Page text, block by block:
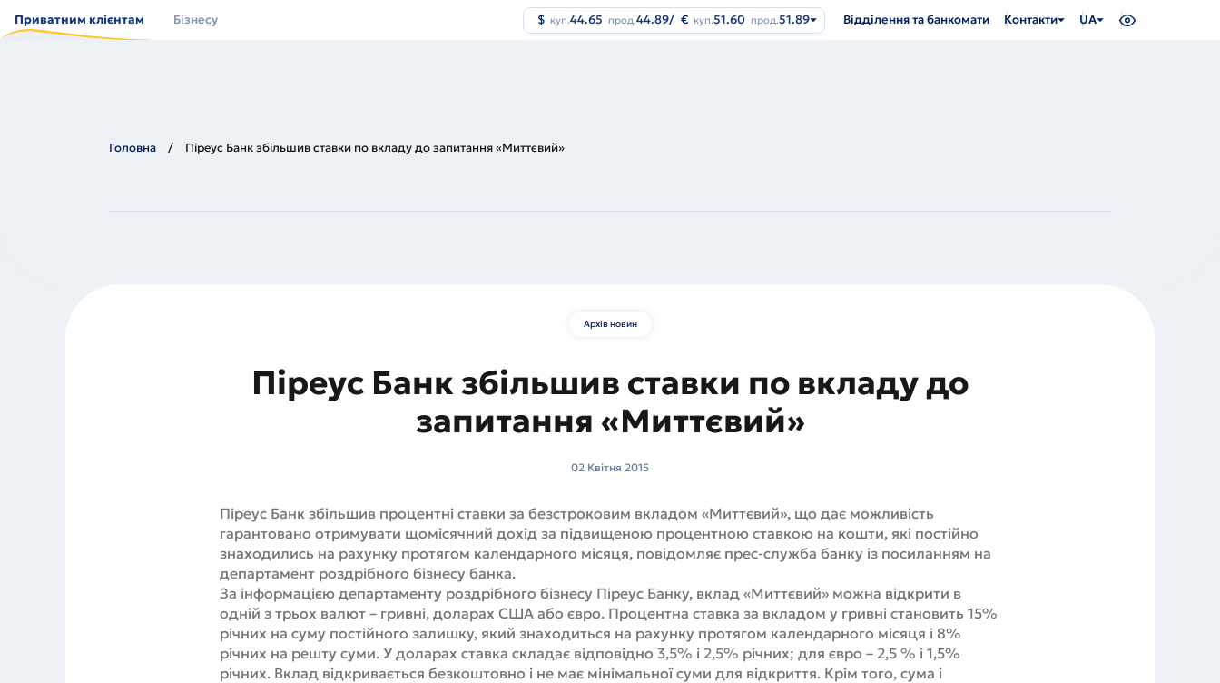
основного
Приватним клієнтам Бізнесу $ куп.44.65 прод.44.89/ € куп.51.60 прод.51.89 Відділення та банкомати Контакти UA
Головна Піреус Банк збільшив ставки по вкладу до запитання «Миттєвий»
Архів новин
Піреус Банк збільшив ставки по вкладу до
запитання «Миттєвий»
02 Квітня 2015
Піреус Банк збільшив процентні ставки за безстроковим вкладом «Миттєвий», що дає можливість
гарантовано отримувати щомісячний дохід за підвищеною процентною ставкою на кошти, які постійно
знаходились на рахунку протягом календарного місяця, повідомляє прес-служба банку із посиланням на
департамент роздрібного бізнесу банка.
За інформацією департаменту роздрібного бізнесу Піреус Банку, вклад «Миттєвий» можна відкрити в
одній з трьох валют – гривні, доларах США або євро. Процентна ставка за вкладом у гривні становить 15%
річних на суму постійного залишку, який знаходиться на рахунку протягом календарного місяця і 8%
річних на решту суми. У доларах ставка складає відповідно 3,5% і 2,5% річних; для євро – 2,5 % і 1,5%
річних. Вклад відкривається безкоштовно і не має мінімальної суми для відкриття. Крім того, сума і